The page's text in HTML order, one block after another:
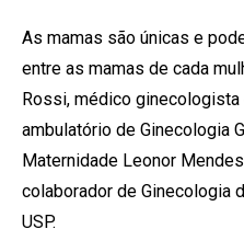
As mamas são únicas e
entre as mamas de cada
Rossi, médico
ambulatório de Ginecologia
Maternidade Leonor
colaborador de Ginecologia
USP.